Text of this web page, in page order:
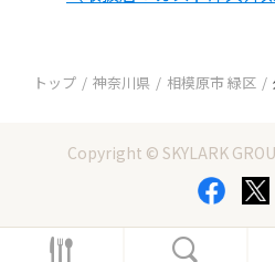
トップ 神奈川県 相模原市 緑区
Copyright © SKYLARK
ホ